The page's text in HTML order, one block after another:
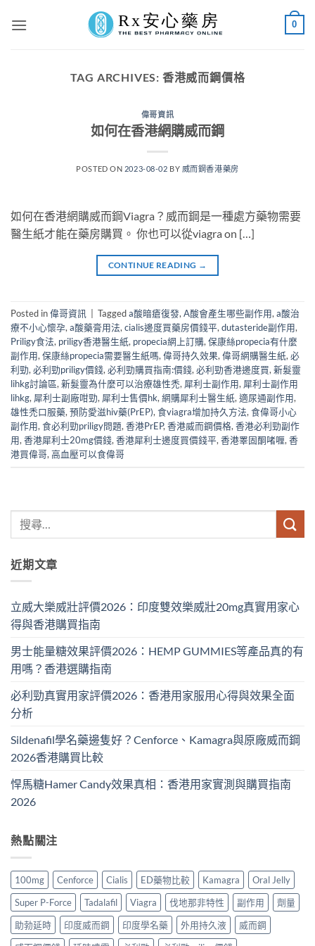
0
TAG ARCHIVES: 香港威而鋼價格
偉哥資訊
如何在香港網購威而鋼
POSTED ON 2023-08-02 BY 威而鋼香港藥房
如何在香港網購威而鋼Viagra？威而鋼是一種處方藥物需要
醫生紙才能在藥房購買。 你也可以從viagra on […]
CONTINUE READING →
Posted in偉哥資訊 Taggeda酸暗瘡復發, A酸會產生哪些副作用, a酸治
療不小心懷孕, a酸藥膏用法, cialis邊度買藥房價錢平, dutasteride副作用,
Priligy食法, priligy香港醫生紙, propecia網上訂購, 保康絲propecia有什麼
副作用, 保康絲propecia需要醫生紙嗎, 偉哥持久效果, 偉哥網購醫生紙, 必
利勁, 必利勁priligy價錢, 必利勁購買指南:價錢, 必利勁香港邊度買, 新髮靈
lihkg討論區, 新髮靈為什麼可以治療雄性禿, 犀利士副作用, 犀利士副作用
lihkg, 犀利士副廠咁勁, 犀利士售價hk, 網購犀利士醫生紙, 適尿通副作用,
雄性禿口服藥, 預防愛滋hiv藥(PrEP), 食viagra增加持久方法, 食偉哥小心
副作用, 食必利勁priligy問題, 香港PrEP, 香港威而鋼價格, 香港必利勁副作
用, 香港犀利士20mg價錢, 香港犀利士邊度買價錢平, 香港睪固酮啫喱, 香
港買偉哥, 高血壓可以食偉哥
近期文章
立威大樂威壯評價2026：印度雙效樂威壯20mg真實用家心
得與香港購買指南
男士能量糖效果評價2026：HEMP GUMMIES等產品真的有
用嗎？香港選購指南
必利勁真實用家評價2026：香港用家服用心得與效果全面
分析
Sildenafil學名藥邊隻好？Cenforce、Kamagra與原廠威而鋼
2026香港購買比較
悍馬糖Hamer Candy效果真相：香港用家實測與購買指南
2026
熱點關注
100mg Cenforce Cialis ED藥物比較 Kamagra
Oral Jelly
Super P-Force
Tadalafil Viagra 伐地那非特性 副作用
劑量
助勃延時
印度威而鋼 印度學名藥 外用持久液
威而鋼